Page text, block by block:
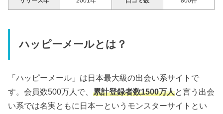
ハッピーメールとは？
「ハッピーメール」は日本最大級の出会い系サイトで
す。会員数500万人で、累計登録者数1500万人と言う出会
い系では名実ともに日本一というモンスターサイトとい